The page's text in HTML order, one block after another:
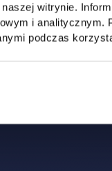
naszej witrynie.
i analitycznym.
podczas